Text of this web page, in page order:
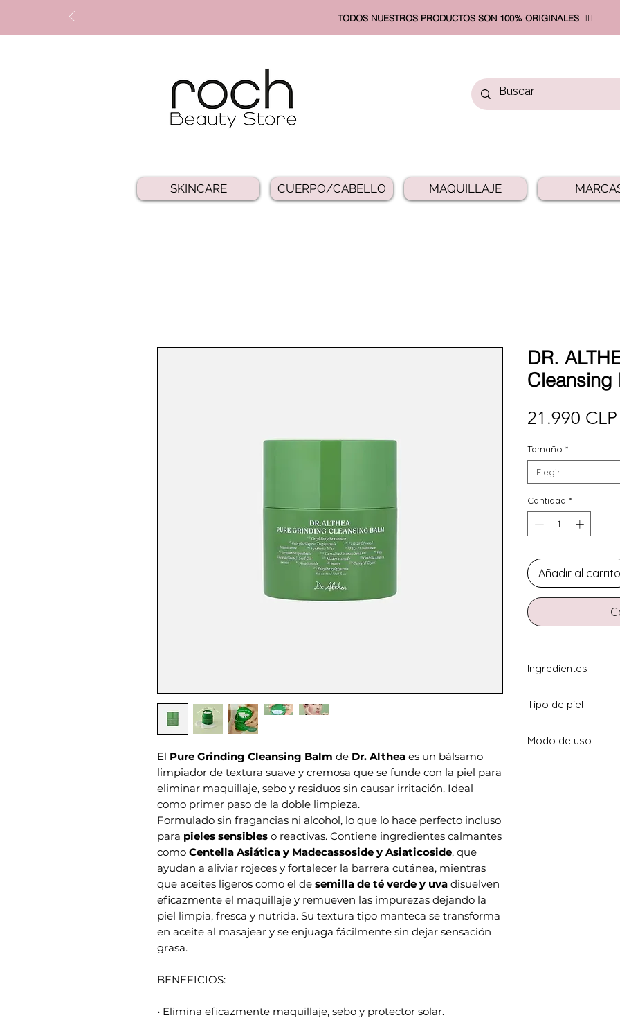
TODOS NUESTROS PRODUCTOS SON 100% ORIGINALES ❤️‍🔥​
SKINCARE CUERPO/CABELLO MAQUILLAJE
El Pure Grinding Cleansing Balm de Dr. Althea es un bálsamo
limpiador de textura suave y cremosa que se funde con la piel para
eliminar maquillaje, sebo y residuos sin causar irritación. Ideal
como primer paso de la doble limpieza.
Formulado sin fragancias ni alcohol, lo que lo hace perfecto incluso
para pieles sensibles o reactivas. Contiene ingredientes calmantes
como Centella Asiática y Madecassoside y Asiaticoside, que
ayudan a aliviar rojeces y fortalecer la barrera cutánea, mientras
que aceites ligeros como el de semilla de té verde y uva disuelven
eficazmente el maquillaje y remueven las impurezas dejando la
piel limpia, fresca y nutrida. Su textura tipo manteca se transforma
en aceite al masajear y se enjuaga fácilmente sin dejar sensación
grasa.
BENEFICIOS:
• Elimina eficazmente maquillaje, sebo y protector solar.
DR.
Cleansing
21.990 CLP
Tamaño *
Elegir
Cantidad *
Añadir al carrito
Ingredientes
semilla de uva,
Asiaticoside.
Tipo de piel
Modo de uso